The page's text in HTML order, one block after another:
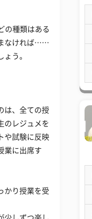
の種類はある
まなければ……
う。
は、全ての授
のレジュメを
や試験に反映
業に出席す
かり授業を受